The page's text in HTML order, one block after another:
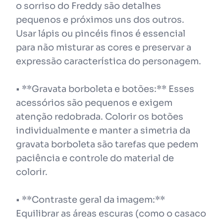
o sorriso do Freddy são detalhes
pequenos e próximos uns dos outros.
Usar lápis ou pincéis finos é essencial
para não misturar as cores e preservar a
expressão característica do personagem.
• **Gravata borboleta e botões:** Esses
acessórios são pequenos e exigem
atenção redobrada. Colorir os botões
individualmente e manter a simetria da
gravata borboleta são tarefas que pedem
paciência e controle do material de
colorir.
• **Contraste geral da imagem:**
Equilibrar as áreas escuras (como o casaco